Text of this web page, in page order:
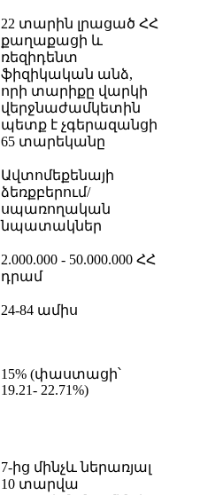
22 տարին լրացած ՀՀ
քաղաքացի և
ռեզիդենտ
ֆիզիկական անձ,
որի տարիքը վարկի
վերջնաժամկետին
պետք է չգերազանցի
65 տարեկանը
Ավտոմեքենայի
ձեռքբերում/
սպառողական
նպատակներ
2.000.000 - 50.000.000 ՀՀ
դրամ
24-84 ամիս
15% (փաստացի՝
19.21- 22.71%)
7-ից մինչև ներառյալ
10 տարվա